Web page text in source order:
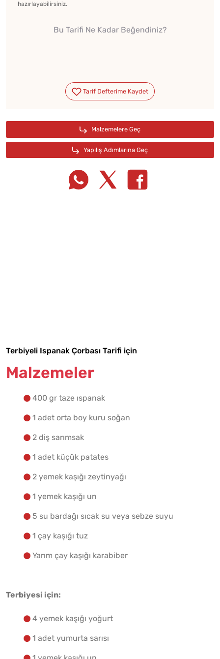
hazırlayabilirsiniz.
Bu Tarifi Ne Kadar Beğendiniz?
Terbiyeli Ispanak Çorbası Tarifi için
Malzemeler
400 gr taze ıspanak
1 adet orta boy kuru soğan
2 diş sarımsak
1 adet küçük patates
2 yemek kaşığı zeytinyağı
1 yemek kaşığı un
5 su bardağı sıcak su veya sebze suyu
1 çay kaşığı tuz
Yarım çay kaşığı karabiber
Terbiyesi için:
4 yemek kaşığı yoğurt
1 adet yumurta sarısı